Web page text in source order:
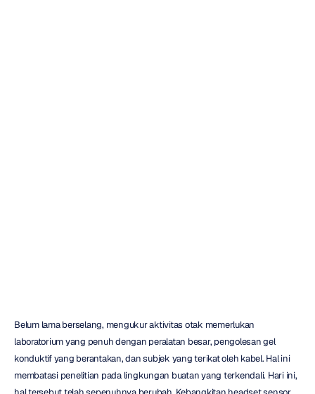
Belum lama berselang, mengukur aktivitas otak memerlukan
laboratorium yang penuh dengan peralatan besar, pengolesan gel
konduktif yang berantakan, dan subjek yang terikat oleh kabel. Hal ini
membatasi penelitian pada lingkungan buatan yang terkendali. Hari ini,